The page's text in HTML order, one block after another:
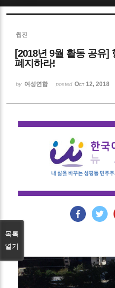
웹진
[2018년 9월 활동 공유]
폐지하라!
by 여성연합 posted Oct 12, 2018
목록
열기
Sketchbook5, 스
Sketchbook5,